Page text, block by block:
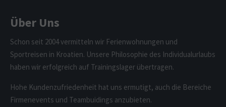
Über Uns
Schon seit 2004 vermitteln wir Ferienwohnungen und
Sportreisen in Kroatien. Unsere Philosophie des Individualurlaubs
haben wir erfolgreich auf Trainingslager übertragen.
Hohe Kundenzufriedenheit hat uns ermutigt, auch die Bereiche
Firmenevents und Teambuidings anzubieten.